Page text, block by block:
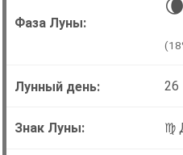
🌘
26
♍